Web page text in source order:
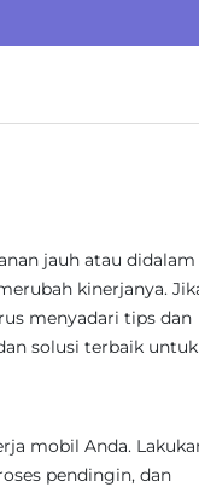
jauh atau didalam
kinerjanya.
menyadari tips dan
solusi terbaik untuk
mobil Anda.
pendingin, dan